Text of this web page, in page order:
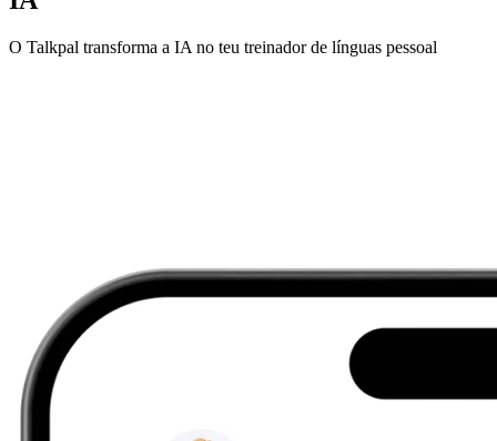
O Talkpal transforma a IA no teu treinador de línguas pessoal